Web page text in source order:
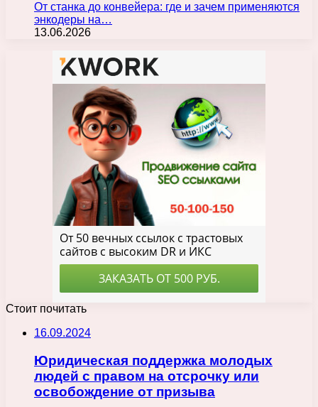
От станка до конвейера: где и зачем применяются
энкодеры на…
13.06.2026
Стоит почитать
16.09.2024
Юридическая поддержка молодых
людей с правом на отсрочку или
освобождение от призыва